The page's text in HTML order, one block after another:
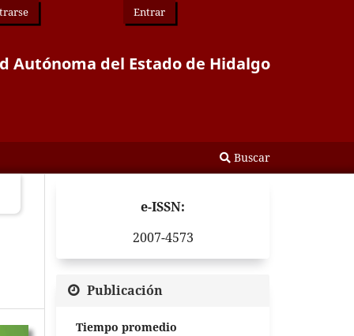
Autónoma del Estado de Hidalgo
Buscar
Entrar
e-ISSN:
2007-4573
Publicación
Tiempo promedio